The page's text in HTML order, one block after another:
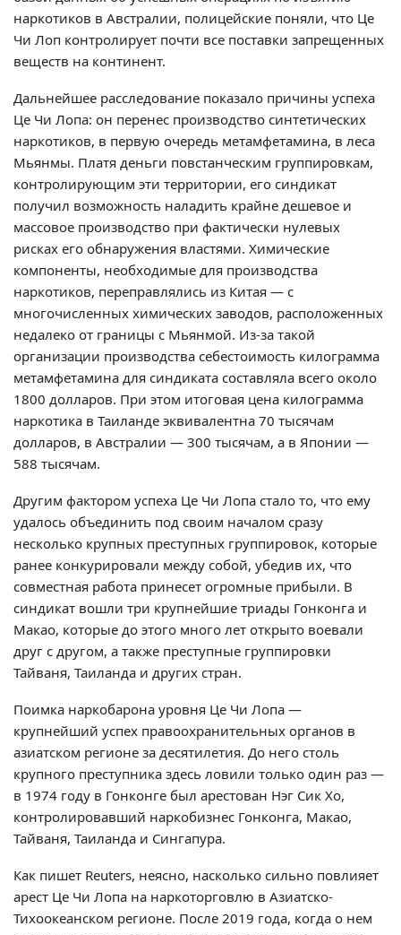
наркотиков в Австралии, полицейские поняли, что Це
Чи Лоп контролирует почти все поставки запрещенных
веществ на континент.
Дальнейшее расследование показало причины успеха
Це Чи Лопа: он перенес производство синтетических
наркотиков, в первую очередь метамфетамина, в леса
Мьянмы. Платя деньги повстанческим группировкам,
контролирующим эти территории, его синдикат
получил возможность наладить крайне дешевое и
массовое производство при фактически нулевых
рисках его обнаружения властями. Химические
компоненты, необходимые для производства
наркотиков, переправлялись из Китая — с
многочисленных химических заводов, расположенных
недалеко от границы с Мьянмой. Из-за такой
организации производства себестоимость килограмма
метамфетамина для синдиката составляла всего около
1800 долларов. При этом итоговая цена килограмма
наркотика в Таиланде эквивалентна 70 тысячам
долларов, в Австралии — 300 тысячам, а в Японии —
588 тысячам.
Другим фактором успеха Це Чи Лопа стало то, что ему
удалось объединить под своим началом сразу
несколько крупных преступных группировок, которые
ранее конкурировали между собой, убедив их, что
совместная работа принесет огромные прибыли. В
синдикат вошли три крупнейшие триады Гонконга и
Макао, которые до этого много лет открыто воевали
друг с другом, а также преступные группировки
Тайваня, Таиланда и других стран.
Поимка наркобарона уровня Це Чи Лопа —
крупнейший успех правоохранительных органов в
азиатском регионе за десятилетия. До него столь
крупного преступника здесь ловили только один раз —
в 1974 году в Гонконге был арестован Нэг Сик Хо,
контролировавший наркобизнес Гонконга, Макао,
Тайваня, Таиланда и Сингапура.
Как пишет Reuters, неясно, насколько сильно повлияет
арест Це Чи Лопа на наркоторговлю в Азиатско-
Тихоокеанском регионе. После 2019 года, когда о нем